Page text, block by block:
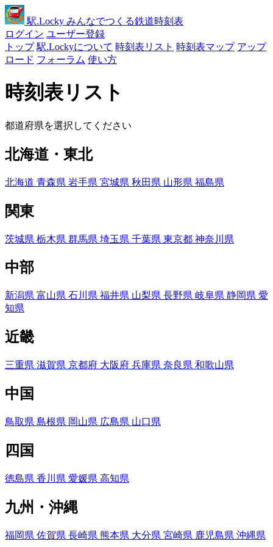
駅.Locky みんなでつくる鉄道時刻表
ログイン ユーザー登録
トップ 駅.Lockyについて 時刻表リスト 時刻表マップ アップ
ロード フォーラム 使い方
時刻表リスト
都道府県を選択してください
北海道・東北
北海道 青森県 岩手県 宮城県 秋田県 山形県 福島県
関東
茨城県 栃木県 群馬県 埼玉県 千葉県 東京都 神奈川県
中部
新潟県 富山県 石川県 福井県 山梨県 長野県 岐阜県 静岡県 愛
知県
近畿
三重県 滋賀県 京都府 大阪府 兵庫県 奈良県 和歌山県
中国
鳥取県 島根県 岡山県 広島県 山口県
四国
徳島県 香川県 愛媛県 高知県
九州・沖縄
福岡県 佐賀県 長崎県 熊本県 大分県 宮崎県 鹿児島県 沖縄県